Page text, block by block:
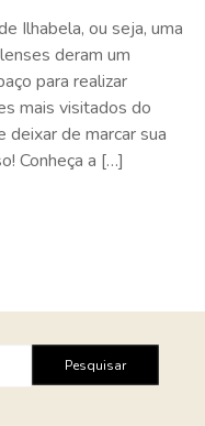
Ilhabela, ou seja, uma
deram um
para realizar
mais visitados do
deixar de marcar sua
Conheça a […]
Pesquisar
por: